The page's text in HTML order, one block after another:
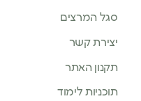
סגל המרצים
יצירת קשר
תקנון האתר
תוכניות לימוד